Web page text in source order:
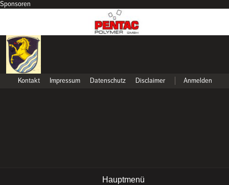
Sponsoren
Kontakt Impressum Datenschutz Disclaimer Anmelden
Hauptmenü